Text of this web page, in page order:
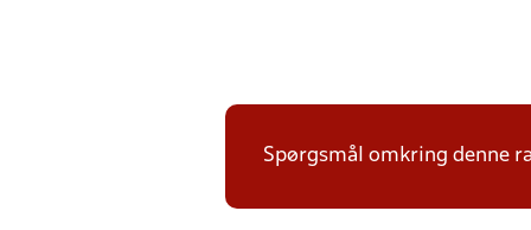
Spørgsmål omkring denne